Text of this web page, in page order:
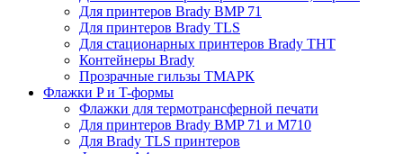
Для принтеров Brady BMP 71
Для принтеров Brady TLS
Для стационарных принтеров Brady THT
Контейнеры Brady
Прозрачные гильзы ТМАРК
Флажки P и T-формы
Флажки для термотрансферной печати
Для принтеров Brady BMP 71 и M710
Для Brady TLS принтеров